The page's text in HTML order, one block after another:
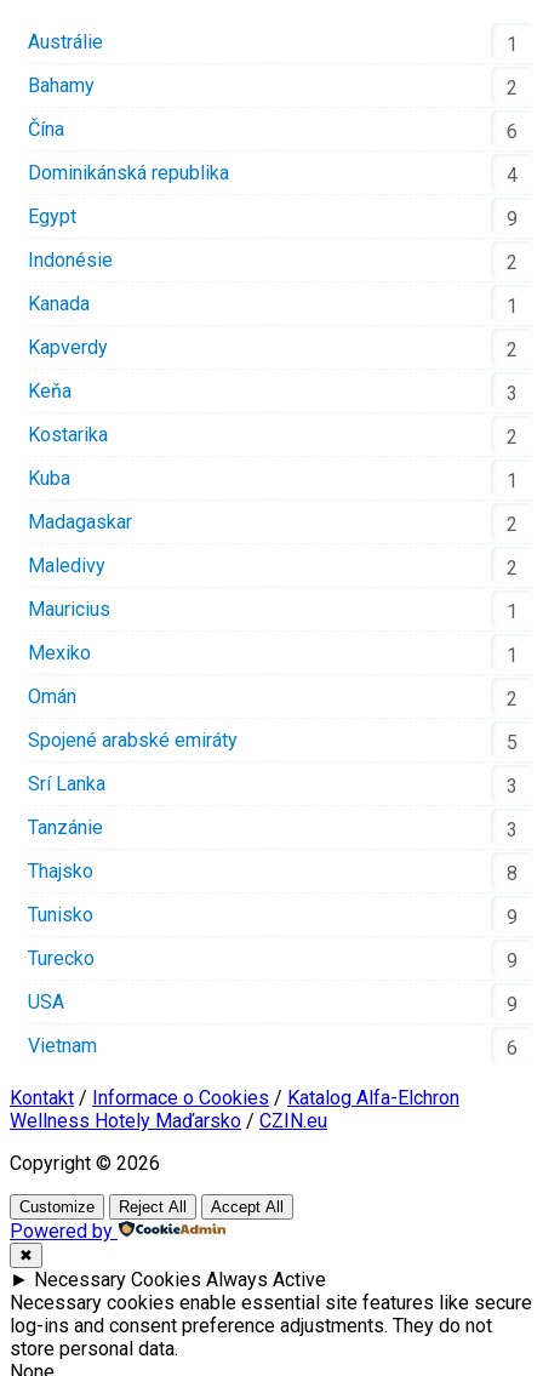
Austrálie
1
Bahamy
2
Čína
6
Dominikánská republika
4
Egypt
9
Indonésie
2
Kanada
1
Kapverdy
2
Keňa
3
Kostarika
2
Kuba
1
Madagaskar
2
Maledivy
2
Mauricius
1
Mexiko
1
Omán
2
Spojené arabské emiráty
5
Srí Lanka
3
Tanzánie
3
Thajsko
8
Tunisko
9
Turecko
9
USA
9
Vietnam
6
Kontakt / Informace o Cookies / Katalog Alfa-Elchron
Wellness Hotely Maďarsko / CZIN.eu
Copyright © 2026
Customize Reject All Accept All
Powered by
✖
► Necessary Cookies Always Active
Necessary cookies enable essential site features like secure
log-ins and consent preference adjustments. They do not
store personal data.